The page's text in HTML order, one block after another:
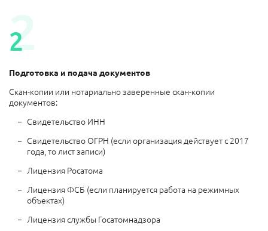
2
2
Подготовка и подача документов
Скан-копии или нотариально заверенные скан-копии
документов:
Свидетельство ИНН
Свидетельство ОГРН (если организация действует с 2017
года, то лист записи)
Лицензия Росатома
Лицензия ФСБ (если планируется работа на режимных
объектах)
Лицензия службы Госатомнадзора